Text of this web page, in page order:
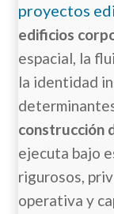
proyectos
edificios
espacial, la
la identidad
construcción
ejecuta bajo
rigurosos,
operativa y